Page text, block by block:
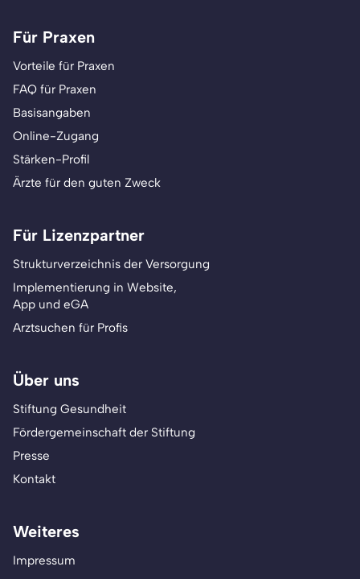
Für Praxen
Vorteile für Praxen
FAQ für Praxen
Basisangaben
Online-Zugang
Stärken-Profil
Ärzte für den guten Zweck
Für Lizenzpartner
Strukturverzeichnis der Versorgung
Implementierung in Website,
App und eGA
Arztsuchen für Profis
Über uns
Stiftung Gesundheit
Fördergemeinschaft der Stiftung
Presse
Kontakt
Weiteres
Impressum